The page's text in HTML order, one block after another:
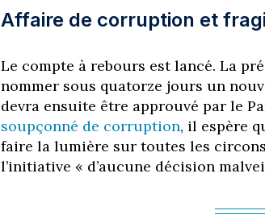
Affaire de corruption et
Le compte à rebours est lancé. La
nommer sous quatorze jours un
devra ensuite être approuvé par le
soupçonné de corruption, il espère
faire la lumière sur toutes les
l’initiative « d’aucune décision